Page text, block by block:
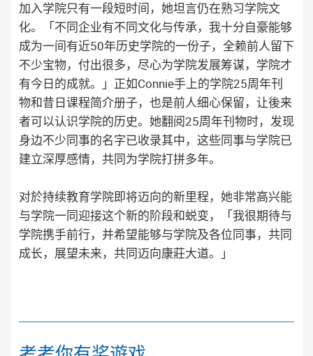
加入学院只有一段短时间，她坦言仍在熟习学院文
化。「不同企业有不同文化与传承，我十分自豪能够
成为一间有近50年历史学院的一份子，全赖前人留下
不少宝物，付出很多，尽心为学院发展筹谋，学院才
有今日的成就。」正如Connie手上的学院25周年刊
物和昔日课程简介册子，也是前人细心保留，让後来
者可以认识学院的历史。她翻阅25周年刊物时，发现
身边不少同事的名字已收录其中，这些同事与学院已
建立深厚感情，共同为学院打拼多年。
对於持续教育学院即将迈向的新里程，她非常高兴能
与学院一同迎接这个新的阶段和蜕变，「我很期待与
学院携手前行，并希望能够与学院及各位同事，共同
成长，展望未来，共同迈向康莊大道。」